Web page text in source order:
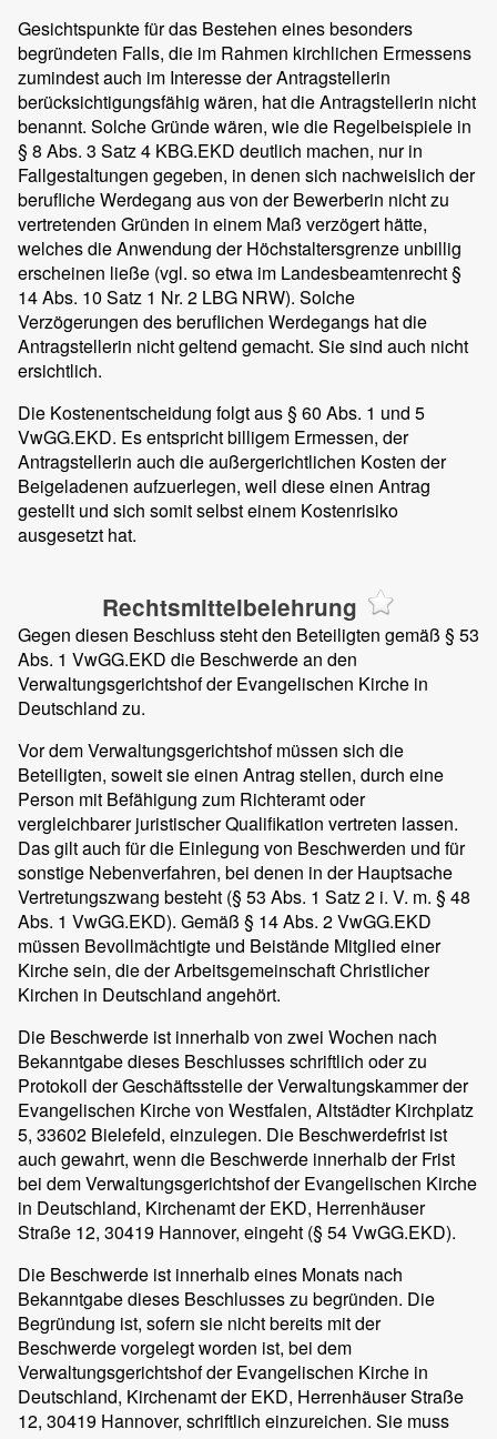
Gesichtspunkte für das Bestehen eines besonders
begründeten Falls, die im Rahmen kirchlichen Ermessens
zumindest auch im Interesse der Antragstellerin
berücksichtigungsfähig wären, hat die Antragstellerin nicht
benannt. Solche Gründe wären, wie die Regelbeispiele in
§ 8 Abs. 3 Satz 4 KBG.EKD deutlich machen, nur in
Fallgestaltungen gegeben, in denen sich nachweislich der
berufliche Werdegang aus von der Bewerberin nicht zu
vertretenden Gründen in einem Maß verzögert hätte,
welches die Anwendung der Höchstaltersgrenze unbillig
erscheinen ließe (vgl. so etwa im Landesbeamtenrecht §
14 Abs. 10 Satz 1 Nr. 2 LBG NRW). Solche
Verzögerungen des beruflichen Werdegangs hat die
Antragstellerin nicht geltend gemacht. Sie sind auch nicht
ersichtlich.
Die Kostenentscheidung folgt aus § 60 Abs. 1 und 5
VwGG.EKD. Es entspricht billigem Ermessen, der
Antragstellerin auch die außergerichtlichen Kosten der
Beigeladenen aufzuerlegen, weil diese einen Antrag
gestellt und sich somit selbst einem Kostenrisiko
ausgesetzt hat.
Rechtsmittelbelehrung
Gegen diesen Beschluss steht den Beteiligten gemäß § 53
Abs. 1 VwGG.EKD die Beschwerde an den
Verwaltungsgerichtshof der Evangelischen Kirche in
Deutschland zu.
Vor dem Verwaltungsgerichtshof müssen sich die
Beteiligten, soweit sie einen Antrag stellen, durch eine
Person mit Befähigung zum Richteramt oder
vergleichbarer juristischer Qualifikation vertreten lassen.
Das gilt auch für die Einlegung von Beschwerden und für
sonstige Nebenverfahren, bei denen in der Hauptsache
Vertretungszwang besteht (§ 53 Abs. 1 Satz 2 i. V. m. § 48
Abs. 1 VwGG.EKD). Gemäß § 14 Abs. 2 VwGG.EKD
müssen Bevollmächtigte und Beistände Mitglied einer
Kirche sein, die der Arbeitsgemeinschaft Christlicher
Kirchen in Deutschland angehört.
Die Beschwerde ist innerhalb von zwei Wochen nach
Bekanntgabe dieses Beschlusses schriftlich oder zu
Protokoll der Geschäftsstelle der Verwaltungskammer der
Evangelischen Kirche von Westfalen, Altstädter Kirchplatz
5, 33602 Bielefeld, einzulegen. Die Beschwerdefrist ist
auch gewahrt, wenn die Beschwerde innerhalb der Frist
bei dem Verwaltungsgerichtshof der Evangelischen Kirche
in Deutschland, Kirchenamt der EKD, Herrenhäuser
Straße 12, 30419 Hannover, eingeht (§ 54 VwGG.EKD).
Die Beschwerde ist innerhalb eines Monats nach
Bekanntgabe dieses Beschlusses zu begründen. Die
Begründung ist, sofern sie nicht bereits mit der
Beschwerde vorgelegt worden ist, bei dem
Verwaltungsgerichtshof der Evangelischen Kirche in
Deutschland, Kirchenamt der EKD, Herrenhäuser Straße
12, 30419 Hannover, schriftlich einzureichen. Sie muss